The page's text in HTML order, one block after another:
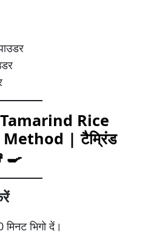
Rice
Method |टैम्रिंड
भिगो दें।